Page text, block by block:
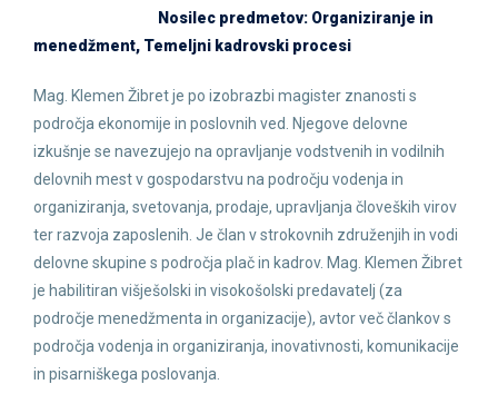
Nosilec predmetov: Organiziranje in
menedžment, Temeljni kadrovski procesi
Mag. Klemen Žibret je po izobrazbi magister znanosti s
področja ekonomije in poslovnih ved. Njegove delovne
izkušnje se navezujejo na opravljanje vodstvenih in vodilnih
delovnih mest v gospodarstvu na področju vodenja in
organiziranja, svetovanja, prodaje, upravljanja človeških virov
ter razvoja zaposlenih. Je član v strokovnih združenjih in vodi
delovne skupine s področja plač in kadrov. Mag. Klemen Žibret
je habilitiran višješolski in visokošolski predavatelj (za
področje menedžmenta in organizacije), avtor več člankov s
področja vodenja in organiziranja, inovativnosti, komunikacije
in pisarniškega poslovanja.